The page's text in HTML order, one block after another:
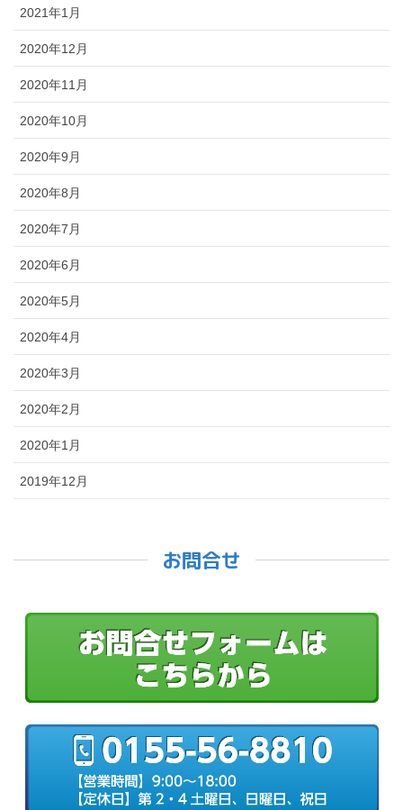
2021年1月
2020年12月
2020年11月
2020年10月
2020年9月
2020年8月
2020年7月
2020年6月
2020年5月
2020年4月
2020年3月
2020年2月
2020年1月
2019年12月
お問合せ